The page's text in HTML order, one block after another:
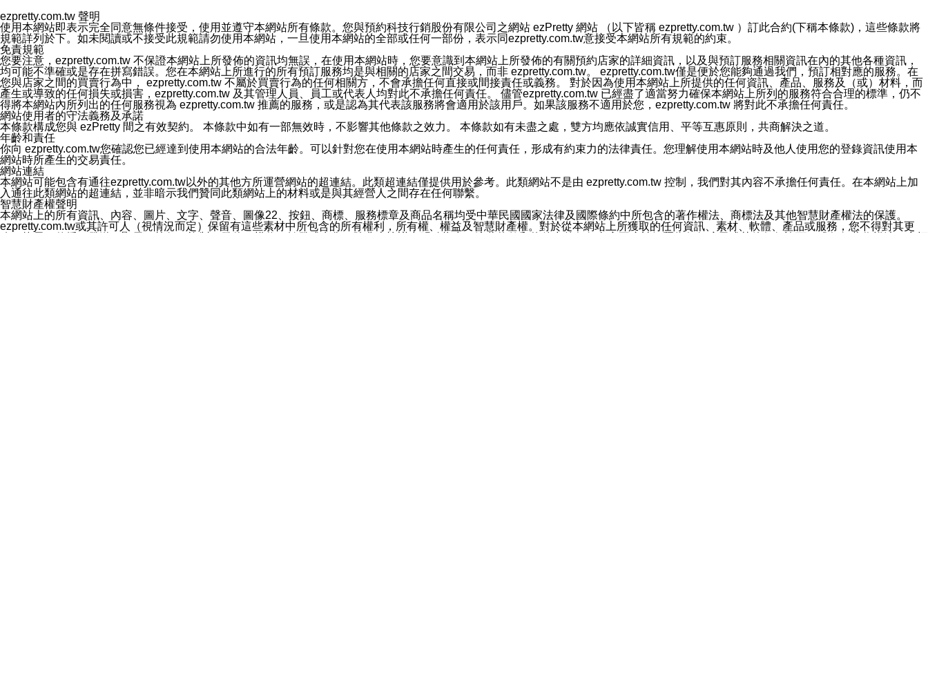
您同意本公司網站，透過您所提供的郵件地址與您取得聯絡並傳送或宣傳本網站各項服務之資料或電子郵件供您參考。您能依照該資料或電子郵件所指示之方法、說明或功能連結，隨時
停止接收這些資料或電子郵件。
十五、訊息通知
本公司/本服務將以通知型訊息傳送重要訊息給您。即使未加入本公司/本服務好友，您仍可接收到通知型訊息。
本公司/本服務傳送之通知型訊息以對您有效且重要的訊息為限，以廣告或其他目的的訊息皆不會被傳送。滿足以下三個條件者，將可收到通知型訊息。
1.LINE 帳號設定的電話號碼與本公司/本服務所傳來的電話號碼比對相符。
2.該 LINE 帳號已在 LINE APP 設定中，同意接收通知型訊息。
3.LINE 帳號未封鎖傳送訊息之 LINE 官方帳號。
欲變更通知型訊息的設定，操作如下：
1.點選「主頁」＞「設定」
2.點選「隱私設定」
3.點選「提供使用資料」
4.點選「LINE通知型訊息」
5.開關「接收LINE通知型訊息」
❗️關閉「接收通知型訊息」後，將不會接收到來自任何企業官方帳號或認證官方帳號的通知型訊息。
ezpretty.com.tw 聲明
使用本網站即表示完全同意無條件接受，使用並遵守本網站所有條款。您與預約科技行銷股份有限公司之網站 ezPretty 網站 （以下皆稱 ezpretty.com.tw ）訂此合約(下稱本條款)，這些條款將
規範詳列於下。如未閱讀或不接受此規範請勿使用本網站，一旦使用本網站的全部或任何一部份，表示同ezpretty.com.tw意接受本網站所有規範的約束。
免責規範
您要注意，ezpretty.com.tw 不保證本網站上所發佈的資訊均無誤，在使用本網站時，您要意識到本網站上所發佈的有關預約店家的詳細資訊，以及與預訂服務相關資訊在內的其他各種資訊，
均可能不準確或是存在拼寫錯誤。您在本網站上所進行的所有預訂服務均是與相關的店家之間交易，而非 ezpretty.com.tw。 ezpretty.com.tw僅是便於您能夠通過我們，預訂相對應的服務。在
您與店家之間的買賣行為中， ezpretty.com.tw 不屬於買賣行為的任何相關方，不會承擔任何直接或間接責任或義務。 對於因為使用本網站上所提供的任何資訊、產品、服務及（或）材料，而
產生或導致的任何損失或損害，ezpretty.com.tw 及其管理人員、員工或代表人均對此不承擔任何責任。 儘管ezpretty.com.tw 已經盡了適當努力確保本網站上所列的服務符合合理的標準，仍不
得將本網站內所列出的任何服務視為 ezpretty.com.tw 推薦的服務，或是認為其代表該服務將會適用於該用戶。如果該服務不適用於您，ezpretty.com.tw 將對此不承擔任何責任。
網站使用者的守法義務及承諾
本條款構成您與 ezPretty 間之有效契約。 本條款中如有一部無效時，不影響其他條款之效力。 本條款如有未盡之處，雙方均應依誠實信用、平等互惠原則，共商解決之道。
年齡和責任
你向 ezpretty.com.tw您確認您已經達到使用本網站的合法年齡。可以針對您在使用本網站時產生的任何責任，形成有約束力的法律責任。您理解使用本網站時及他人使用您的登錄資訊使用本
網站時所產生的交易責任。
網站連結
本網站可能包含有通往ezpretty.com.tw以外的其他方所運營網站的超連結。此類超連結僅提供用於參考。此類網站不是由 ezpretty.com.tw 控制，我們對其內容不承擔任何責任。在本網站上加
入通往此類網站的超連結，並非暗示我們贊同此類網站上的材料或是與其經營人之間存在任何聯繫。
智慧財產權聲明
本網站上的所有資訊、內容、圖片、文字、聲音、圖像22、按鈕、商標、服務標章及商品名稱均受中華民國國家法律及國際條約中所包含的著作權法、商標法及其他智慧財產權法的保護。
ezpretty.com.tw或其許可人（視情況而定）保留有這些素材中所包含的所有權利，所有權、權益及智慧財產權。對於從本網站上所獲取的任何資訊、素材、軟體、產品或服務，您不得對其更